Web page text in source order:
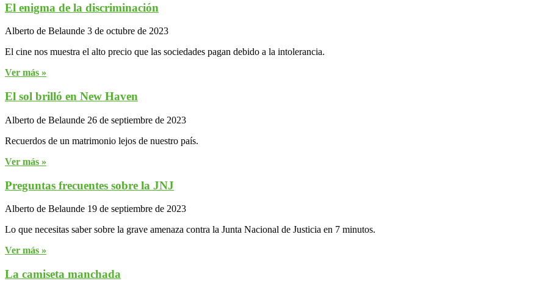
El enigma de la discriminación
Alberto de Belaunde 3 de octubre de 2023
El cine nos muestra el alto precio que las sociedades pagan debido a la intolerancia.
Ver más »
El sol brilló en New Haven
Alberto de Belaunde 26 de septiembre de 2023
Recuerdos de un matrimonio lejos de nuestro país.
Ver más »
Preguntas frecuentes sobre la JNJ
Alberto de Belaunde 19 de septiembre de 2023
Lo que necesitas saber sobre la grave amenaza contra la Junta Nacional de Justicia en 7 minutos.
Ver más »
La camiseta manchada